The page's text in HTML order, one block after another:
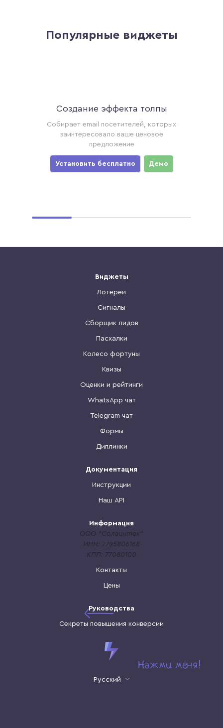
Популярные виджеты
Создание эффекта толпы
Собирает email посетителей, которых
заинтересовало ваше ценовое
предложение
Установить бесплатно Демо
Русский
Виджеты
Лотереи
Сигналы
Сборщик лидов
Пасхалки
Колесо фортуны
Квизы
Оценки и рейтинги
WhatsApp чат
Telegram чат
Формы
Диплинки
Документация
Инструкции
Наш API
Информация
ООО "Солвинтек"
ИНН: 7725806168
КПП: 77080100
Контакты
Цены
Руководства
Секреты повышения конверсии